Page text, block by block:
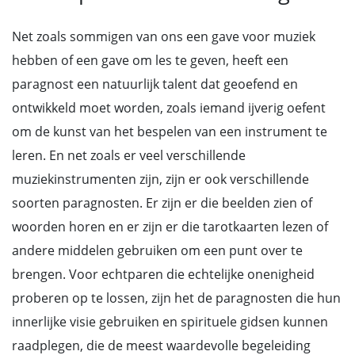
Net zoals sommigen van ons een gave voor muziek
hebben of een gave om les te geven, heeft een
paragnost een natuurlijk talent dat geoefend en
ontwikkeld moet worden, zoals iemand ijverig oefent
om de kunst van het bespelen van een instrument te
leren. En net zoals er veel verschillende
muziekinstrumenten zijn, zijn er ook verschillende
soorten paragnosten. Er zijn er die beelden zien of
woorden horen en er zijn er die tarotkaarten lezen of
andere middelen gebruiken om een punt over te
brengen. Voor echtparen die echtelijke onenigheid
proberen op te lossen, zijn het de paragnosten die hun
innerlijke visie gebruiken en spirituele gidsen kunnen
raadplegen, die de meest waardevolle begeleiding